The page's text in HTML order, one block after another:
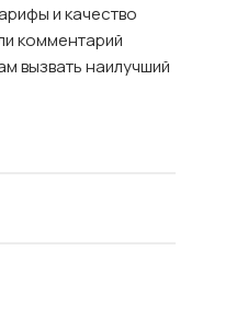
и качество
комментарий
вызвать наилучший